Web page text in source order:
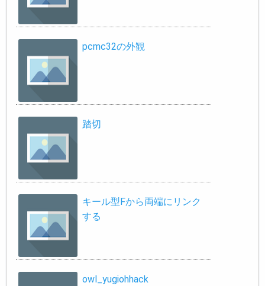
pcmc32の外観
踏切
キール型Fから両端にリンク
する
owl_yugiohhack